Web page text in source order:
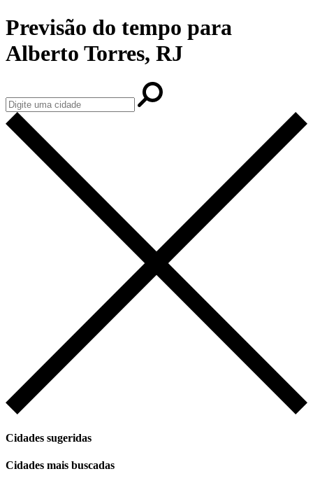
Previsão do tempo para
Alberto Torres, RJ
Cidades sugeridas
Cidades mais buscadas